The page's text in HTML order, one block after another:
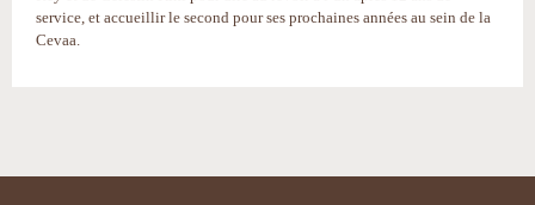
service, et accueillir le second pour ses prochaines années au sein de la
Cevaa.
document